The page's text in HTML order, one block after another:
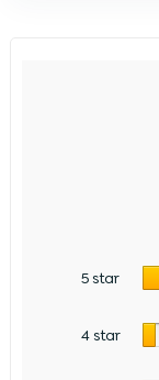
5 star
4 star